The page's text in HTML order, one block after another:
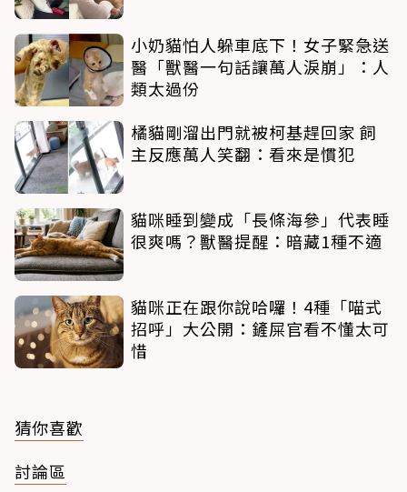
小奶貓怕人躲車底下！女子緊急送
醫「獸醫一句話讓萬人淚崩」：人
類太過份
橘貓剛溜出門就被柯基趕回家 飼
主反應萬人笑翻：看來是慣犯
貓咪睡到變成「長條海參」代表睡
很爽嗎？獸醫提醒：暗藏1種不適
貓咪正在跟你說哈囉！4種「喵式
招呼」大公開：鏟屎官看不懂太可
惜
猜你喜歡
討論區